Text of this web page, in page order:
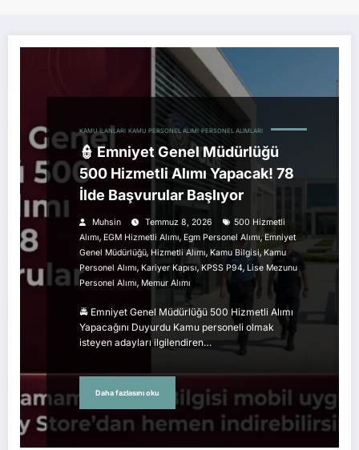
KAMU İLANLARI KAMU PERSONEL ALIMI PERSONEL ALIMLARI
👮 Emniyet Genel Müdürlüğü
500 Hizmetli Alımı Yapacak! 78
İlde Başvurular Başlıyor
Muhsin Temmuz 8, 2026
500 Hizmetli
Alımı, EGM Hizmetli Alımı, Egm Personel Alımı,Emniyet
Genel Müdürlüğü, Hizmetli Alımı, Kamu Bilgisi,Kamu
Personel Alımı, Kariyer Kapısı, KPSS P94, Lise Mezunu
Personel Alımı, Memur Alımı
🚔 Emniyet Genel Müdürlüğü 500 Hizmetli Alımı
Yapacağını Duyurdu Kamu personeli olmak
isteyen adayları ilgilendiren…
Daha fazlasını oku